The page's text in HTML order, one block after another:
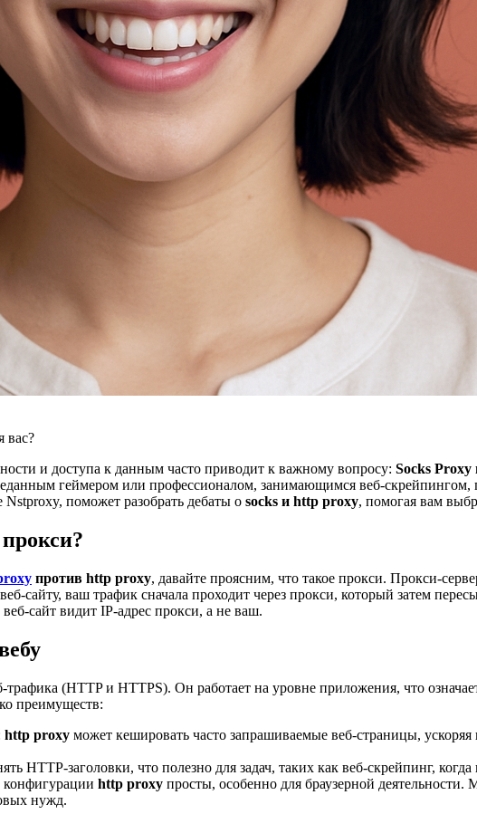
вас?
и доступа к данным часто приводит к важному вопросу: Socks
геймером или профессионалом, занимающимся веб-
поможет разобрать дебаты о socks и http proxy, помогая вам
против http proxy, давайте проясним, что такое прокси. Прокси-
сайту, ваш трафик сначала проходит через прокси, который затем
сайт видит IP-адрес прокси, а не ваш.
трафика (HTTP и HTTPS). Он работает на уровне приложения, что
преимуществ:
http proxy может кешировать часто запрашиваемые веб-страницы,
HTTP-заголовки, что полезно для задач, таких как веб-скрейпинг,
http proxy просты, особенно для браузерной деятельности.
нужд.